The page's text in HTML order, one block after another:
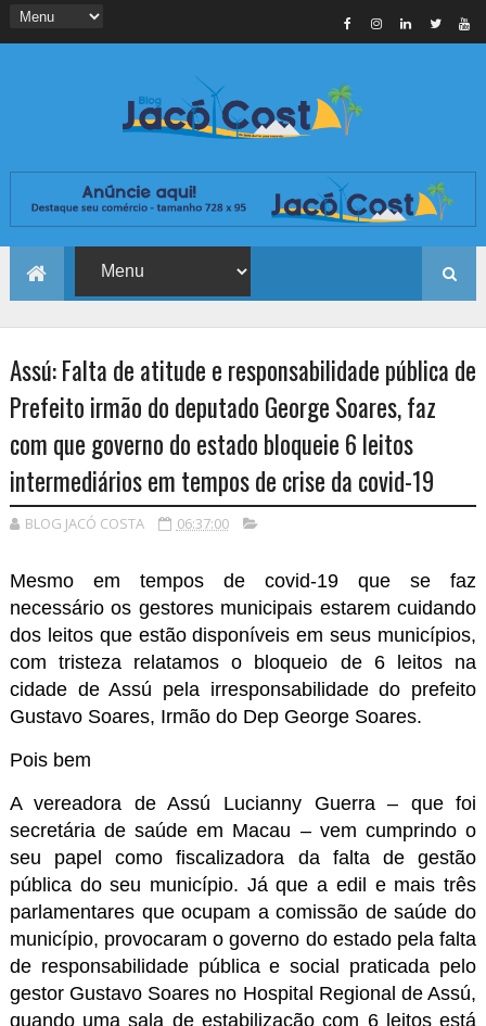
Assú: Falta de atitude e responsabilidade pública de
Prefeito irmão do deputado George Soares, faz
com que governo do estado bloqueie 6 leitos
intermediários em tempos de crise da covid-19
BLOG JACÓ COSTA 06:37:00
Mesmo em tempos de covid-19 que se faz
necessário os gestores municipais estarem cuidando
dos leitos que estão disponíveis em seus municípios,
com tristeza relatamos o bloqueio de 6 leitos na
cidade de Assú pela irresponsabilidade do prefeito
Gustavo Soares, Irmão do Dep George Soares.
Pois bem
A vereadora de Assú Lucianny Guerra – que foi
secretária de saúde em Macau – vem cumprindo o
seu papel como fiscalizadora da falta de gestão
pública do seu município. Já que a edil e mais três
parlamentares que ocupam a comissão de saúde do
município, provocaram o governo do estado pela falta
de responsabilidade pública e social praticada pelo
gestor Gustavo Soares no Hospital Regional de Assú,
quando uma sala de estabilização com 6 leitos está